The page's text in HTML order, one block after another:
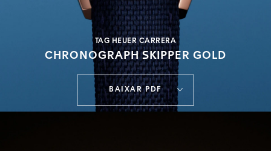
TAG HEUER CARRERA
CHRONOGRAPH SKIPPER GOLD
BAIXAR PDF